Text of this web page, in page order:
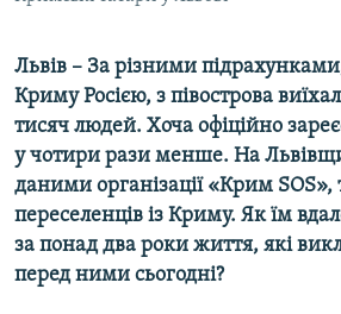
Усі сайти RFE/RL
Львів – За різними підрахунками,
Криму Росією, з півострова
тисяч людей. Хоча офіційно
у чотири рази менше. На
даними організації «Крим SOS»,
переселенців із Криму. Як їм
за понад два роки життя, які
перед ними сьогодні?